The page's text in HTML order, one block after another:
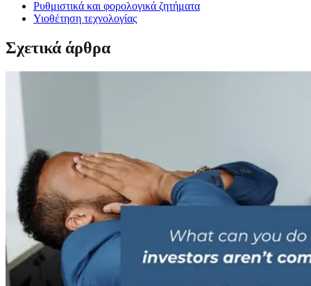
Ρυθμιστικά και φορολογικά ζητήματα
Υιοθέτηση τεχνολογίας
Σχετικά άρθρα